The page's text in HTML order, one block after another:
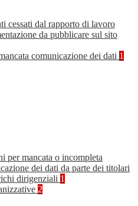
cessati dal rapporto di lavoro
da pubblicare sul sito
comunicazione dei dati 1
per mancata o incompleta
dei dati da parte dei titolari
dirigenziali 1
2